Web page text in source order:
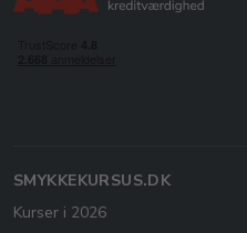
SMYKKEKURSUS.DK
Kurser i 2026